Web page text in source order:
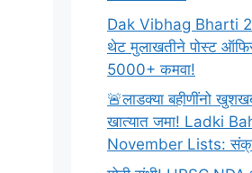
Dak Vibhag Bharti
थेट मुलाखतीने पोस्ट
5000+ कमवा!
🚨लाडक्या बहीणींनो
खात्यात जमा! Ladki
November Lists: